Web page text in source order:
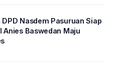
DPD Nasdem Pasuruan Siap
Anies Baswedan Maju